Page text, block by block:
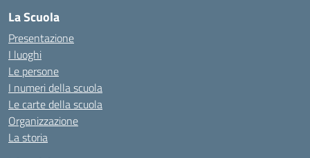
La Scuola
Presentazione
I luoghi
Le persone
I numeri della scuola
Le carte della scuola
Organizzazione
La storia